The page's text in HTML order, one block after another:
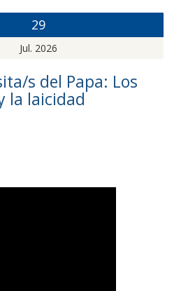
29
Jul. 2026
s del Papa: Los
la laicidad